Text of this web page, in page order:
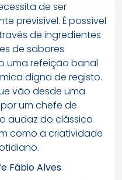
de ser
previsível. É possível
de ingredientes
de sabores
uma refeição banal
digna de registo.
vão desde uma
um chefe de
audaz do clássico
como a criatividade
Fábio Alves